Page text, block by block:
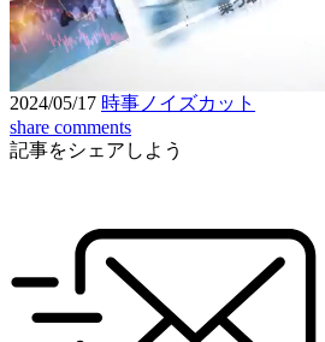
Loaded:
6.97%
seconds
2024/05/17 時事ノイズカット
share comments
記事をシェアしよう